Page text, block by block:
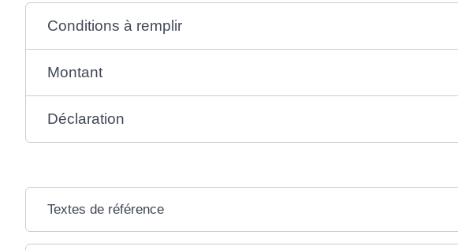
Conditions à remplir
Montant
Déclaration
Textes de référence